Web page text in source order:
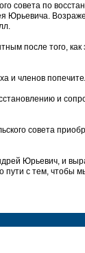
совета по
Юрьевича.
после того,
и членов
и
совета
Юрьевич, и
пути с тем, чтобы